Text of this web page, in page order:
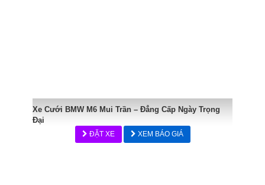
Xe Cưới BMW M6 Mui Trần – Đẳng Cấp Ngày Trọng
Đại
ĐẶT XE XEM BÁO GIÁ